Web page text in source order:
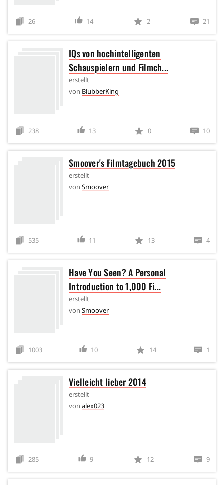
26 14 2 21
IQs von hochintelligenten
Schauspielern und Filmch...
erstellt
von BlubberKing
238 13 0 10
Smoover's Filmtagebuch 2015
erstellt
von Smoover
535 11 13 4
Have You Seen? A Personal
Introduction to 1,000 Fi...
erstellt
von Smoover
1003 10 14 1
Vielleicht lieber 2014
erstellt
von alex023
285 9 12 9